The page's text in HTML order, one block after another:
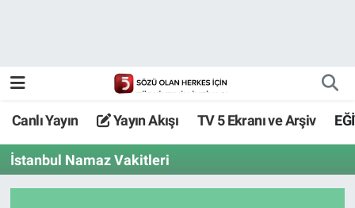
Canlı Yayın Yayın Akışı TV 5 Ekranı ve Arşiv
İstanbul Namaz Vakitleri
TV 5 Ekranı ve Arşiv